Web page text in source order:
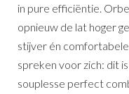
in pure efficiëntie.
opnieuw de lat hoger
stijver én
spreken voor zich: dit
souplesse perfect